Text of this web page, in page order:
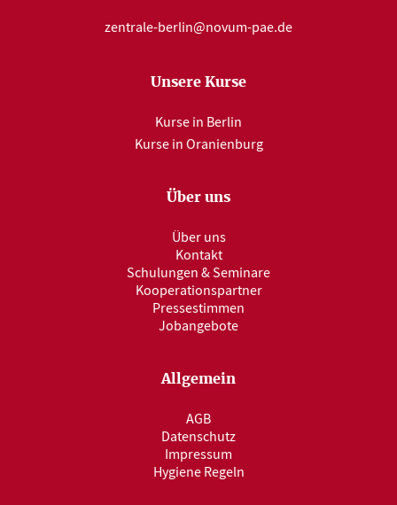
zentrale-berlin@novum-pae.de
Unsere Kurse
Kurse in Berlin
Kurse in Oranienburg
Über uns
Über uns
Kontakt
Schulungen & Seminare
Kooperationspartner
Pressestimmen
Jobangebote
Allgemein
AGB
Datenschutz
Impressum
Hygiene Regeln